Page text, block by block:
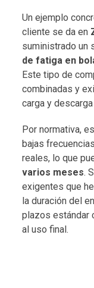
Un ejemplo
cliente se da en
suministrado un
de fatiga en
Este tipo de
combinadas y
carga y
Por normativa,
bajas
reales, lo que
varios meses.
exigentes que
la duración del
plazos estándar
al uso final.